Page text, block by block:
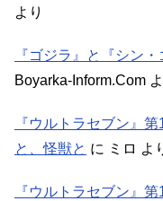
より
『ゴジラ』と『シン
Boyarka-Inform.Com
『ウルトラセブン』
と、怪獣と に ミロ よ
『ウルトラセブン』